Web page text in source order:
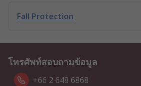
Fall Protection
โทรศัพท์สอบถามข้อมูล
+66 2 648 6868